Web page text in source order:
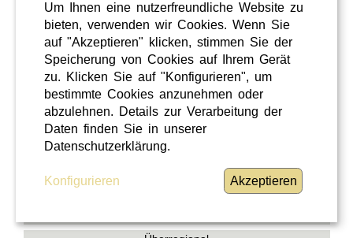
Um Ihnen eine nutzerfreundliche Website zu
bieten, verwenden wir Cookies. Wenn Sie
auf "Akzeptieren" klicken, stimmen Sie der
Speicherung von Cookies auf Ihrem Gerät
zu. Klicken Sie auf "Konfigurieren", um
bestimmte Cookies anzunehmen oder
abzulehnen. Details zur Verarbeitung der
Daten finden Sie in unserer
Datenschutzerklärung.
Konfigurieren Akzeptieren